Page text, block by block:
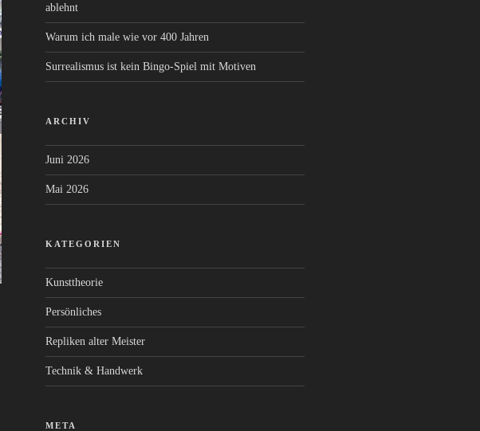
ablehnt
Warum ich male wie vor 400 Jahren
Surrealismus ist kein Bingo-Spiel mit Motiven
ARCHIV
Juni 2026
Mai 2026
KATEGORIEN
Kunsttheorie
Persönliches
Repliken alter Meister
Technik & Handwerk
META